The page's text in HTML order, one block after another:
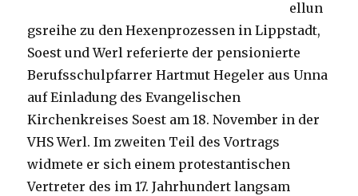
ellun
gsreihe zu den Hexenprozessen in Lippstadt,
Soest und Werl referierte der pensionierte
Berufsschulpfarrer Hartmut Hegeler aus Unna
auf Einladung des Evangelischen
Kirchenkreises Soest am 18. November in der
VHS Werl. Im zweiten Teil des Vortrags
widmete er sich einem protestantischen
Vertreter des im 17. Jahrhundert langsam